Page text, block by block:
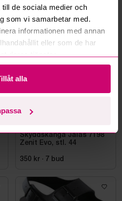
de sociala medier och
som vi samarbetar med.
informationen med annan
eller som de har
alla
Skyddskänga Jalas 7198
Zenit Evo, stl. 44
350 kr · 7 bud
Oanvänd